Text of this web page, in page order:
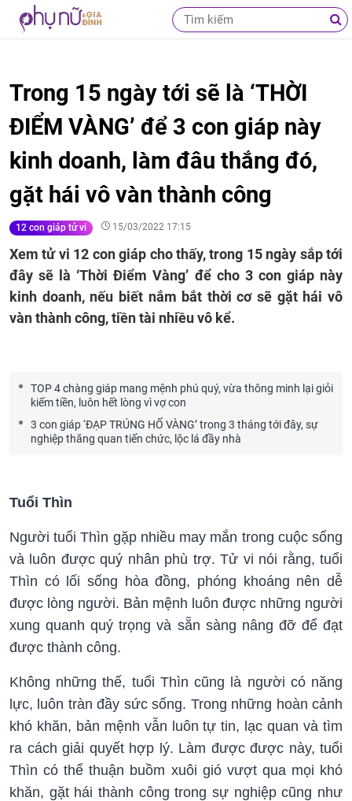
Trong 15 ngày tới sẽ là ‘THỜI
ĐIỂM VÀNG’ để 3 con giáp này
kinh doanh, làm đâu thắng đó,
gặt hái vô vàn thành công
12 con giáp tử vi 15/03/2022 17:15
Xem tử vi 12 con giáp cho thấy, trong 15 ngày sắp tới
đây sẽ là ‘Thời Điểm Vàng’ để cho 3 con giáp này
kinh doanh, nếu biết nắm bắt thời cơ sẽ gặt hái vô
vàn thành công, tiền tài nhiều vô kể.
TOP 4 chàng giáp mang mệnh phú quý, vừa thông minh lại giỏi
kiếm tiền, luôn hết lòng vì vợ con
3 con giáp ‘ĐẠP TRÚNG HỐ VÀNG’ trong 3 tháng tới đây, sự
nghiệp thăng quan tiến chức, lộc lá đầy nhà
Tuổi Thìn
Người tuổi Thìn gặp nhiều may mắn trong cuộc sống
và luôn được quý nhân phù trợ. Tử vi nói rằng, tuổi
Thìn có lối sống hòa đồng, phóng khoáng nên dễ
được lòng người. Bản mệnh luôn được những người
xung quanh quý trọng và sẵn sàng nâng đỡ để đạt
được thành công.
Không những thế, tuổi Thìn cũng là người có năng
lực, luôn tràn đầy sức sống. Trong những hoàn cảnh
khó khăn, bản mệnh vẫn luôn tự tin, lạc quan và tìm
ra cách giải quyết hợp lý. Làm được được này, tuổi
Thìn có thể thuận buồm xuôi gió vượt qua mọi khó
khăn, gặt hái thành công trong sự nghiệp cũng như